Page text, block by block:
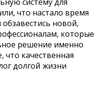
что настало время
новой,
которые
решение именно
качественная
долгой жизни